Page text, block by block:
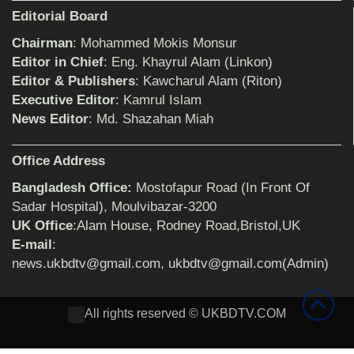
শিক্ষিকার ওপর হামলাকারীদের গ্রেফতারের দাবিতে
মানববন্ধন অনুষ্ঠিত
বিমানের সিলেট-ম্যানচেস্টার সরাসরি ফ্লাইট চালু হচ্ছে
ঠাকুরগাঁওয়ে শিশু ধর্ষকের যাবজ্জীবন কারাদণ্ড
সেনাবাহিনীর পক্ষ থেকে ক্রীড়া সামগ্রী ও আর্থিক
Editorial Board
Chairman: Mohammed Mokis Monsur
Editor in Chief: Eng. Khayrul Alam (Linkon)
Editor & Publishers: Kawcharul Alam (Riton)
Executive Editor: Kamrul Islam
News Editor: Md. Shazahan Miah
Office Address
Bangladesh Office: Mostofapur Road (In Front Of
Sadar Hospital), Moulvibazar-3200
UK Office:Alam House, Rodney Road,Bristol,UK
E-mail :
news.ukbdtv@gmail.com, ukbdtv@gmail.com(Admin)
All rights reserved © UKBDTV.COM